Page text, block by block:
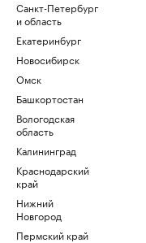
Санкт-Петербург
и область
Екатеринбург
Новосибирск
Омск
Башкортостан
Вологодская
область
Калининград
Краснодарский
край
Нижний
Новгород
Пермский край